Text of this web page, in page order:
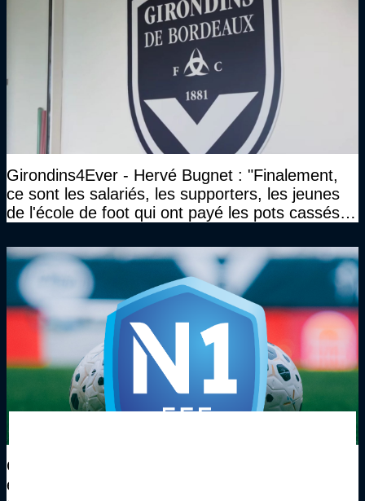
Girondins4Ever - Hervé Bugnet : "Finalement,
ce sont les salariés, les supporters, les jeunes
de l'école de foot qui ont payé les pots cassés
Girondins4Ever - Julien Bée : "Je suis
évidemment estomaqué par ce texte, qui